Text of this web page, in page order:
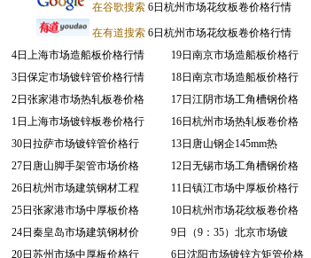
在谷歌搜索 6日杭州市场花纹板卷价格行情
在有道搜索 6日杭州市场花纹板卷价格行情
4日上海市场造船板价格行情
3日保定市场镀锌管价格行情
2日张家港市场热轧板卷价格
1日上海市场镀锌板卷价格行
30日拉萨市场镀锌管价格行
27日唐山脚手架管市场价格
26日杭州市场建筑钢材工程
25日张家港市场中厚板价格
24日秦皇岛市场建筑钢材价
20日苏州市场中厚板价格行
19日南京市场造船板价格行
18日南京市场造船板价格行
17日江阴市场工角槽钢价格
16日杭州市场热轧板卷价格
13日唐山钢企145mm热
12日无锡市场工角槽钢价格
11日镇江市场中厚板价格行
10日杭州市场花纹板卷价格
9日（9：35）北京市场镀
6日沈阳市场镀锌方矩管价格